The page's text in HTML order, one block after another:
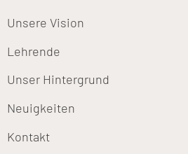
Unsere Vision
Lehrende
Unser Hintergrund
Neuigkeiten
Kontakt